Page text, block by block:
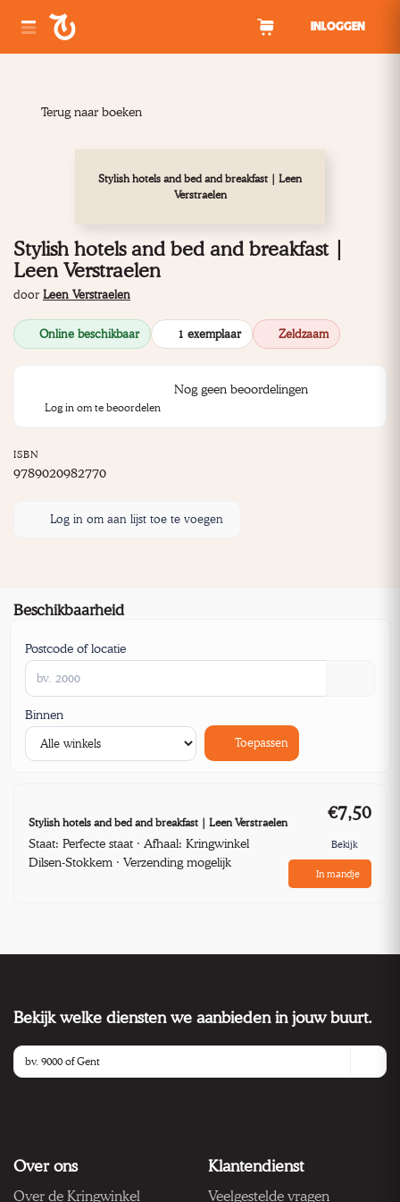
INLOGGEN
Terug naar boeken
Stylish hotels and bed and breakfast | Leen
Verstraelen
Stylish hotels and bed and breakfast |
Leen Verstraelen
door Leen Verstraelen
Online beschikbaar 1 exemplaar Zeldzaam
Nog geen beoordelingen
Log in om te beoordelen
ISBN
9789020982770
Log in om aan lijst toe te voegen
Beschikbaarheid
Postcode of locatie
Binnen
Toepassen
Stylish hotels and bed and breakfast | Leen Verstraelen
Staat: Perfecte staat · Afhaal: Kringwinkel
Dilsen-Stokkem · Verzending mogelijk
€7,50
Bekijk
In mandje
Bekijk welke diensten we aanbieden in jouw buurt.
Over ons
Over de Kringwinkel
Klantendienst
Veelgestelde vragen